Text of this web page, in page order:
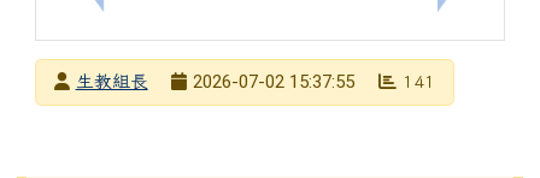
發布者生教組長
2026-07-02 15:37:55 141